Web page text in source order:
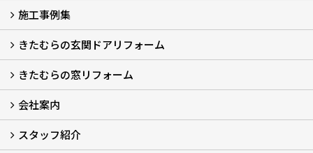
LINEで概算見積もり
チャットで質問
問い合わせフォームから
オンライン相談
電話で相談
無料現地調査をご希望の方
施工事例集
玄関ドアリフォーム
玄関引戸リフォーム
勝手口ドアリフォーム
窓リフォーム
きたむらの玄関ドアリフォーム
玄関ドアリフォームについて
リシェントについて (23)
・玄関ドアバリエーション (52)
・玄関引戸バリエーション (44)
・勝手口ドアバリエーション (11)
安心の自社施工
無料点検
保証について
価格について
概算見積について (2)
きたむらの窓リフォーム
窓リフォームについて (5)
・内窓設置-LIXILインプラス
・内窓設置-AGCまどまど
・窓交換
・エコガラス交換
・防犯・防災ガラス交換
会社案内
会社概要 (2)
ブログ
アクセス
施工エリア
施工までの流れ
SNSインフォメーション
チャット機能
オンライン打合わせ
補助金について (2)
スタッフ紹介